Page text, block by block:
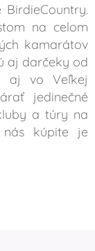
na celom
kamarátov
aj darčeky od
aj vo Veľkej
jedinečné
a túry na
nás kúpite je